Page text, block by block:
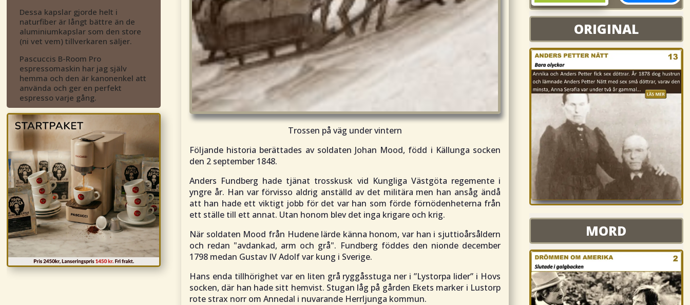
Dessa kapslar gjorde helt i
naturfiber är långt bättre än de
aluminiumkapslar som den store
(ni vet vem) tillverkaren säljer.
Pascuccis B-Room Pro
espressomaskin har jag själv
hemma och den är kanonenkel att
använda och ger en perfekt
espresso varje gång.
Trossen på väg under vintern
Följande historia berättades av soldaten Johan Mood, född i Källunga socken
den 2 september 1848.
Anders Fundberg hade tjänat trosskusk vid Kungliga Västgöta regemente i
yngre år. Han var förvisso aldrig anställd av det militära men han ansåg ändå
att han hade ett viktigt jobb för det var han som förde förnödenheterna från
ett ställe till ett annat. Utan honom blev det inga krigare och krig.
När soldaten Mood från Hudene lärde känna honom, var han i sjuttioårsåldern
och redan "avdankad, arm och grå". Fundberg föddes den nionde december
1798 medan Gustav IV Adolf var kung i Sverige.
Hans enda tillhörighet var en liten grå ryggåsstuga ner i ”Lystorpa lider” i Hovs
socken, där han hade sitt hemvist. Stugan låg på gården Ekets marker i Lustorp
rote strax norr om Annedal i nuvarande Herrljunga kommun.
ORIGINAL
ORIGINAL
MORD
MORD